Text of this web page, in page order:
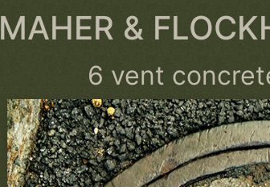
MAHER &
6 vent